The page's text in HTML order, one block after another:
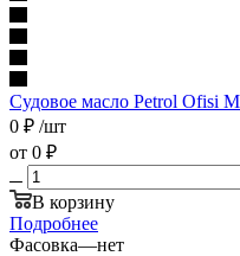
Судовое масло Petrol Ofisi
0 ₽ /шт
от 0 ₽
В корзину
Подробнее
Фасовка—нет